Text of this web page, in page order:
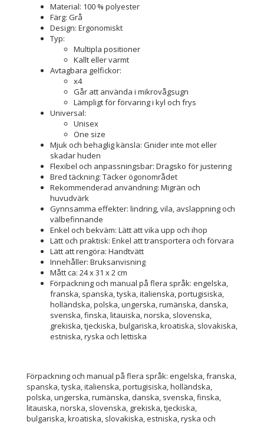
Material: 100 % polyester
Färg: Grå
Design: Ergonomiskt
Typ:
Multipla positioner
Kallt eller varmt
Avtagbara gelfickor:
x4
Går att använda i mikrovågsugn
Lämpligt för förvaring i kyl och frys
Universal:
Unisex
One size
Mjuk och behaglig känsla: Gnider inte mot eller
skadar huden
Flexibel och anpassningsbar: Dragsko för justering
Bred täckning: Täcker ögonområdet
Rekommenderad användning: Migrän och
huvudvärk
Gynnsamma effekter: lindring, vila, avslappning och
välbefinnande
Enkel och bekväm: Lätt att vika upp och ihop
Lätt och praktisk: Enkel att transportera och förvara
Lätt att rengöra: Handtvätt
Innehåller: Bruksanvisning
Mått ca: 24 x 31 x 2 cm
Förpackning och manual på flera språk: engelska,
franska, spanska, tyska, italienska, portugisiska,
holländska, polska, ungerska, rumänska, danska,
svenska, finska, litauiska, norska, slovenska,
grekiska, tjeckiska, bulgariska, kroatiska, slovakiska,
estniska, ryska och lettiska
Förpackning och manual på flera språk: engelska, franska,
spanska, tyska, italienska, portugisiska, holländska,
polska, ungerska, rumänska, danska, svenska, finska,
litauiska, norska, slovenska, grekiska, tjeckiska,
bulgariska, kroatiska, slovakiska, estniska, ryska och